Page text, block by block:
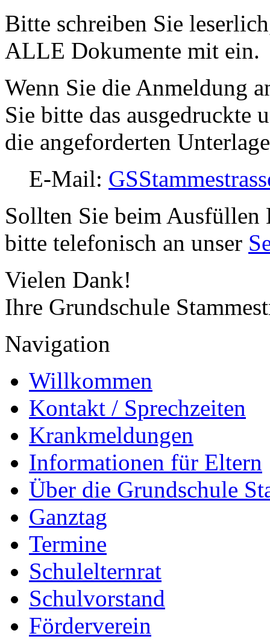
Bitte schreiben Sie
ALLE Dokumente mit ein.
Wenn Sie die Anmeldung
Sie bitte das ausgedruckte
die angeforderten
E-Mail:
sarts
emmat
SSG
Sollten Sie beim Ausfüllen
bitte telefonisch an unser
Vielen Dank!
Ihre Grundschule
Navigation
Willkommen
Kontakt / Sprechzeiten
Krankmeldungen
Informationen für Eltern
Über die Grundschule
Ganztag
Termine
Schulelternrat
Schulvorstand
Förderverein